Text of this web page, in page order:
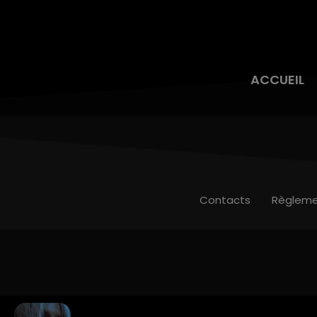
ACCUEIL
Contacts